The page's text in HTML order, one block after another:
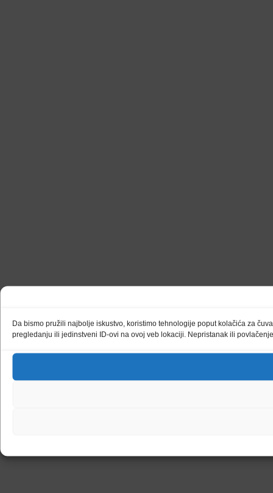
Da bismo pružili najbolje iskustvo, koristimo tehnologije poput kolačića za
pregledanju ili jedinstveni ID-ovi na ovoj veb lokaciji. Nepristanak ili